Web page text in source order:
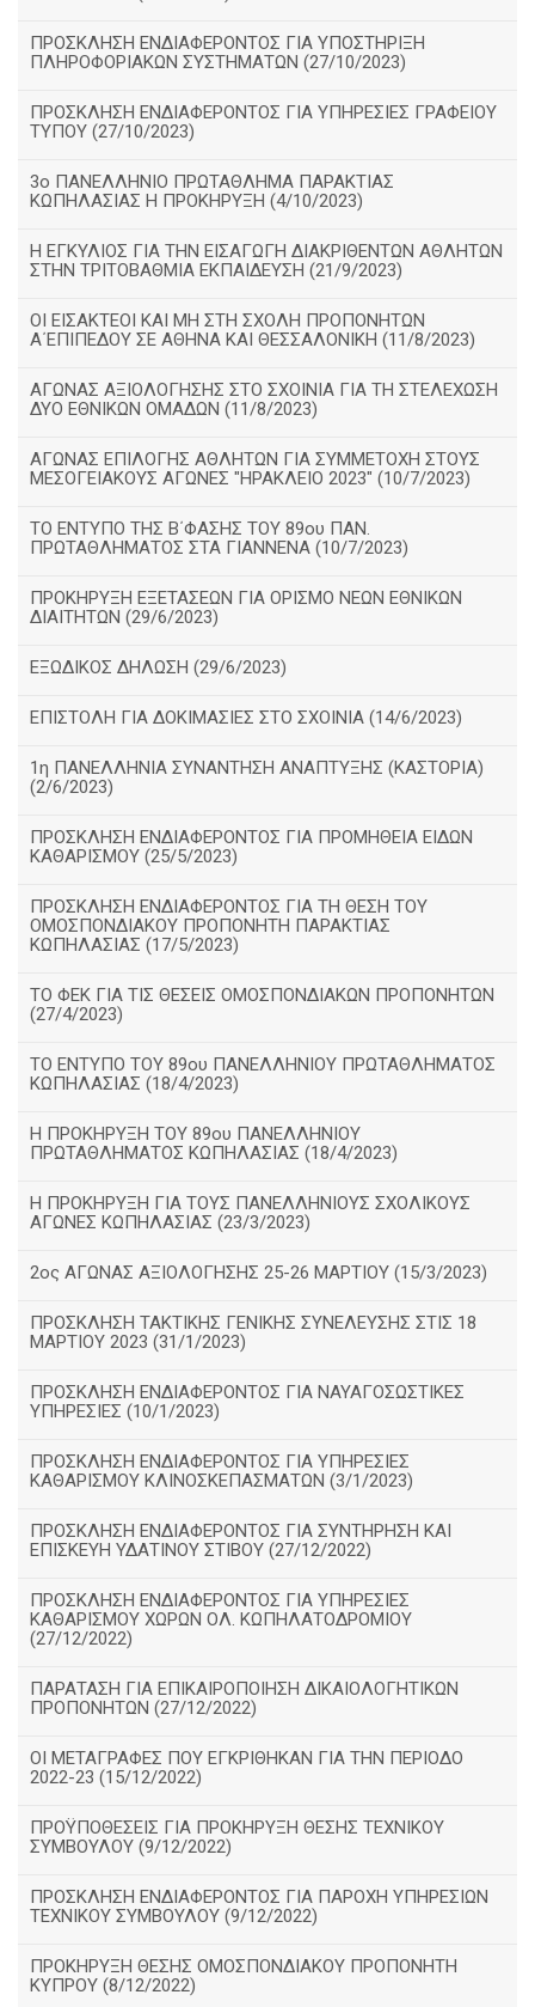
ΠΡΟΣΚΛΗΣΗ ΕΝΔΙΑΦΕΡΟΝΤΟΣ ΓΙΑ ΥΠΟΣΤΗΡΙΞΗ
ΠΛΗΡΟΦΟΡΙΑΚΩΝ ΣΥΣΤΗΜΑΤΩΝ (27/10/2023)
ΠΡΟΣΚΛΗΣΗ ΕΝΔΙΑΦΕΡΟΝΤΟΣ ΓΙΑ ΥΠΗΡΕΣΙΕΣ ΓΡΑΦΕΙΟΥ
ΤΥΠΟΥ (27/10/2023)
3ο ΠΑΝΕΛΛΗΝΙΟ ΠΡΩΤΑΘΛΗΜΑ ΠΑΡΑΚΤΙΑΣ
ΚΩΠΗΛΑΣΙΑΣ Η ΠΡΟΚΗΡΥΞΗ (4/10/2023)
Η ΕΓΚΥΛΙΟΣ ΓΙΑ ΤΗΝ ΕΙΣΑΓΩΓΗ ΔΙΑΚΡΙΘΕΝΤΩΝ ΑΘΛΗΤΩΝ
ΣΤΗΝ ΤΡΙΤΟΒΑΘΜΙΑ ΕΚΠΑΙΔΕΥΣΗ (21/9/2023)
ΟΙ ΕΙΣΑΚΤΕΟΙ ΚΑΙ ΜΗ ΣΤΗ ΣΧΟΛΗ ΠΡΟΠΟΝΗΤΩΝ
Α΄ΕΠΙΠΕΔΟΥ ΣΕ ΑΘΗΝΑ ΚΑΙ ΘΕΣΣΑΛΟΝΙΚΗ (11/8/2023)
ΑΓΩΝΑΣ ΑΞΙΟΛΟΓΗΣΗΣ ΣΤΟ ΣΧΟΙΝΙΑ ΓΙΑ ΤΗ ΣΤΕΛΕΧΩΣΗ
ΔΥΟ ΕΘΝΙΚΩΝ ΟΜΑΔΩΝ (11/8/2023)
ΑΓΩΝΑΣ ΕΠΙΛΟΓΗΣ ΑΘΛΗΤΩΝ ΓΙΑ ΣΥΜΜΕΤΟΧΗ ΣΤΟΥΣ
ΜΕΣΟΓΕΙΑΚΟΥΣ ΑΓΩΝΕΣ "ΗΡΑΚΛΕΙΟ 2023" (10/7/2023)
ΤΟ ΕΝΤΥΠΟ ΤΗΣ Β΄ΦΑΣΗΣ ΤΟΥ 89ου ΠΑΝ.
ΠΡΩΤΑΘΛΗΜΑΤΟΣ ΣΤΑ ΓΙΑΝΝΕΝΑ (10/7/2023)
ΠΡΟΚΗΡΥΞΗ ΕΞΕΤΑΣΕΩΝ ΓΙΑ ΟΡΙΣΜΟ ΝΕΩΝ ΕΘΝΙΚΩΝ
ΔΙΑΙΤΗΤΩΝ (29/6/2023)
ΕΞΩΔΙΚΟΣ ΔΗΛΩΣΗ (29/6/2023)
ΕΠΙΣΤΟΛΗ ΓΙΑ ΔΟΚΙΜΑΣΙΕΣ ΣΤΟ ΣΧΟΙΝΙΑ (14/6/2023)
1η ΠΑΝΕΛΛΗΝΙΑ ΣΥΝΑΝΤΗΣΗ ΑΝΑΠΤΥΞΗΣ (ΚΑΣΤΟΡΙΑ)
(2/6/2023)
ΠΡΟΣΚΛΗΣΗ ΕΝΔΙΑΦΕΡΟΝΤΟΣ ΓΙΑ ΠΡΟΜΗΘΕΙΑ ΕΙΔΩΝ
ΚΑΘΑΡΙΣΜΟΥ (25/5/2023)
ΠΡΟΣΚΛΗΣΗ ΕΝΔΙΑΦΕΡΟΝΤΟΣ ΓΙΑ ΤΗ ΘΕΣΗ ΤΟΥ
ΟΜΟΣΠΟΝΔΙΑΚΟΥ ΠΡΟΠΟΝΗΤΗ ΠΑΡΑΚΤΙΑΣ
ΚΩΠΗΛΑΣΙΑΣ (17/5/2023)
ΤΟ ΦΕΚ ΓΙΑ ΤΙΣ ΘΕΣΕΙΣ ΟΜΟΣΠΟΝΔΙΑΚΩΝ ΠΡΟΠΟΝΗΤΩΝ
(27/4/2023)
ΤΟ ΕΝΤΥΠΟ ΤΟΥ 89ου ΠΑΝΕΛΛΗΝΙΟΥ ΠΡΩΤΑΘΛΗΜΑΤΟΣ
ΚΩΠΗΛΑΣΙΑΣ (18/4/2023)
Η ΠΡΟΚΗΡΥΞΗ ΤΟΥ 89ου ΠΑΝΕΛΛΗΝΙΟΥ
ΠΡΩΤΑΘΛΗΜΑΤΟΣ ΚΩΠΗΛΑΣΙΑΣ (18/4/2023)
Η ΠΡΟΚΗΡΥΞΗ ΓΙΑ ΤΟΥΣ ΠΑΝΕΛΛΗΝΙΟΥΣ ΣΧΟΛΙΚΟΥΣ
ΑΓΩΝΕΣ ΚΩΠΗΛΑΣΙΑΣ (23/3/2023)
2ος ΑΓΩΝΑΣ ΑΞΙΟΛΟΓΗΣΗΣ 25-26 ΜΑΡΤΙΟΥ (15/3/2023)
ΠΡΟΣΚΛΗΣΗ ΤΑΚΤΙΚΗΣ ΓΕΝΙΚΗΣ ΣΥΝΕΛΕΥΣΗΣ ΣΤΙΣ 18
ΜΑΡΤΙΟΥ 2023 (31/1/2023)
ΠΡΟΣΚΛΗΣΗ ΕΝΔΙΑΦΕΡΟΝΤΟΣ ΓΙΑ ΝΑΥΑΓΟΣΩΣΤΙΚΕΣ
ΥΠΗΡΕΣΙΕΣ (10/1/2023)
ΠΡΟΣΚΛΗΣΗ ΕΝΔΙΑΦΕΡΟΝΤΟΣ ΓΙΑ ΥΠΗΡΕΣΙΕΣ
ΚΑΘΑΡΙΣΜΟΥ ΚΛΙΝΟΣΚΕΠΑΣΜΑΤΩΝ (3/1/2023)
ΠΡΟΣΚΛΗΣΗ ΕΝΔΙΑΦΕΡΟΝΤΟΣ ΓΙΑ ΣΥΝΤΗΡΗΣΗ ΚΑΙ
ΕΠΙΣΚΕΥΗ ΥΔΑΤΙΝΟΥ ΣΤΙΒΟΥ (27/12/2022)
ΠΡΟΣΚΛΗΣΗ ΕΝΔΙΑΦΕΡΟΝΤΟΣ ΓΙΑ ΥΠΗΡΕΣΙΕΣ
ΚΑΘΑΡΙΣΜΟΥ ΧΩΡΩΝ ΟΛ. ΚΩΠΗΛΑΤΟΔΡΟΜΙΟΥ
(27/12/2022)
ΠΑΡΑΤΑΣΗ ΓΙΑ ΕΠΙΚΑΙΡΟΠΟΙΗΣΗ ΔΙΚΑΙΟΛΟΓΗΤΙΚΩΝ
ΠΡΟΠΟΝΗΤΩΝ (27/12/2022)
ΟΙ ΜΕΤΑΓΡΑΦΕΣ ΠΟΥ ΕΓΚΡΙΘΗΚΑΝ ΓΙΑ ΤΗΝ ΠΕΡΙΟΔΟ
2022-23 (15/12/2022)
ΠΡΟΫΠΟΘΕΣΕΙΣ ΓΙΑ ΠΡΟΚΗΡΥΞΗ ΘΕΣΗΣ ΤΕΧΝΙΚΟΥ
ΣΥΜΒΟΥΛΟΥ (9/12/2022)
ΠΡΟΣΚΛΗΣΗ ΕΝΔΙΑΦΕΡΟΝΤΟΣ ΓΙΑ ΠΑΡΟΧΗ ΥΠΗΡΕΣΙΩΝ
ΤΕΧΝΙΚΟΥ ΣΥΜΒΟΥΛΟΥ (9/12/2022)
ΠΡΟΚΗΡΥΞΗ ΘΕΣΗΣ ΟΜΟΣΠΟΝΔΙΑΚΟΥ ΠΡΟΠΟΝΗΤΗ
ΚΥΠΡΟΥ (8/12/2022)